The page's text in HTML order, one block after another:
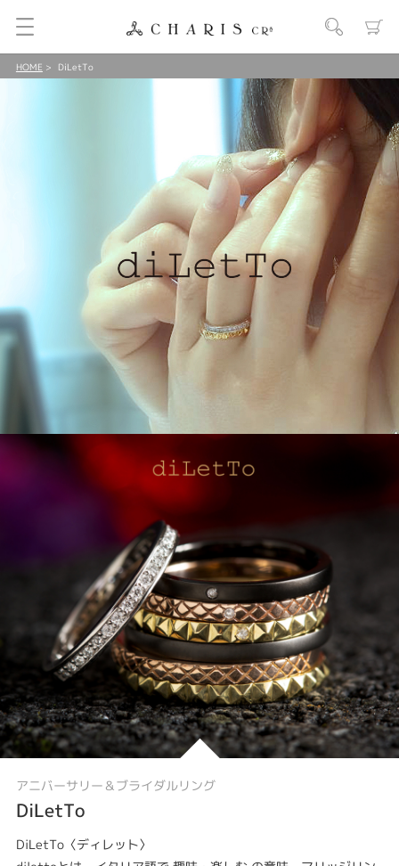
HOME DiLetTo
アニバーサリー＆ブライダルリング
DiLetTo
DiLetTo〈ディレット〉